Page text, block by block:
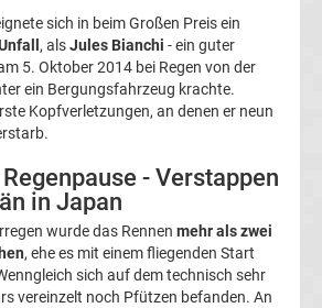
sich in beim Großen Preis ein
, alsJules Bianchi - ein guter
5. Oktober 2014 bei Regen von der
ein Bergungsfahrzeug krachte.
Kopfverletzungen, an denen er neun
- Verstappen
in Japan
wurde das Rennen mehr als zwei
, ehe es mit einem fliegenden Start
sich auf dem technisch sehr
vereinzelt noch Pfützen befanden. An